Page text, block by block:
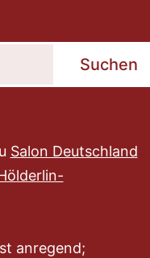
Suchen
Salon Deutschland
anregend;